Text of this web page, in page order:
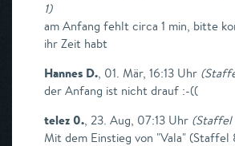
1)
am Anfang fehlt circa 1 min, bitte
ihr Zeit habt
Hannes D., 01. Mär, 16:13 Uhr (
der Anfang ist nicht drauf :-((
telez 0., 23. Aug, 07:13 Uhr (Staffel
Mit dem Einstieg von "Vala" (Staffel